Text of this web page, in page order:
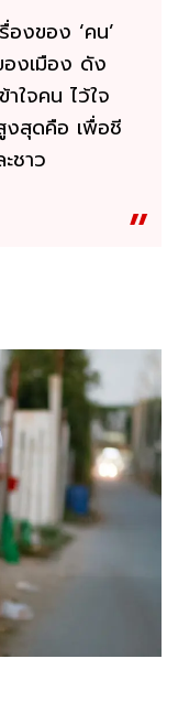
องของ ‘คน’
งเมือง ดัง
าใจคน ไว้ใจ
งสุดคือ เพื่อชี
ชาว